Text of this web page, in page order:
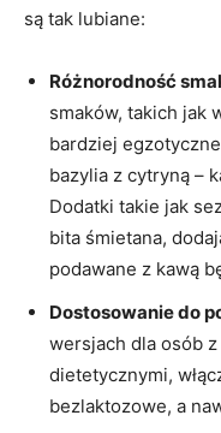
są tak lubiane:
Różnorodność
smaków, takich jak
bardziej
bazylia z cytryną –
Dodatki takie jak
bita śmietana,
podawane z kawą
Dostosowanie do
wersjach dla osób
dietetycznymi,
bezlaktozowe, a